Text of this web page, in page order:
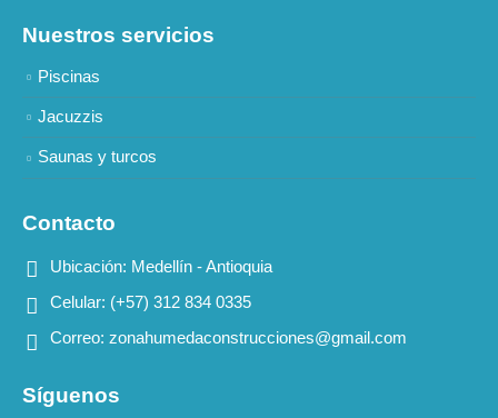
Nuestros servicios
Piscinas
Jacuzzis
Saunas y turcos
Contacto
Ubicación: Medellín - Antioquia
Celular: (+57) 312 834 0335
Correo: zonahumedaconstrucciones@gmail.com
Síguenos